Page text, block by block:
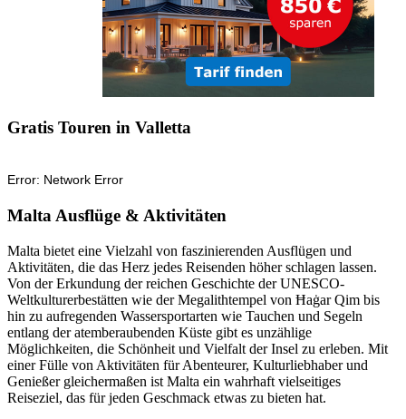
Gratis Touren in Valletta
Malta Ausflüge & Aktivitäten
Malta bietet eine Vielzahl von faszinierenden Ausflügen und
Aktivitäten, die das Herz jedes Reisenden höher schlagen lassen.
Von der Erkundung der reichen Geschichte der UNESCO-
Weltkulturerbestätten wie der Megalithtempel von Ħaġar Qim bis
hin zu aufregenden Wassersportarten wie Tauchen und Segeln
entlang der atemberaubenden Küste gibt es unzählige
Möglichkeiten, die Schönheit und Vielfalt der Insel zu erleben. Mit
einer Fülle von Aktivitäten für Abenteurer, Kulturliebhaber und
Genießer gleichermaßen ist Malta ein wahrhaft vielseitiges
Reiseziel, das für jeden Geschmack etwas zu bieten hat.